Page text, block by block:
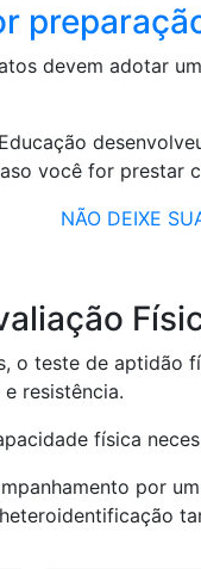
devem adotar
Educação
você for prestar
NÃO DEIXE
o teste de aptidão
resistência.
física
por